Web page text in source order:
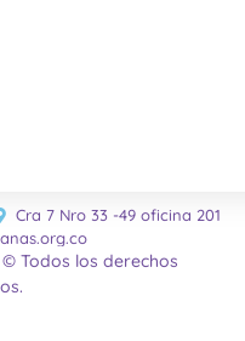
Cra 7 Nro 33 -49 oficina 201
Todos los derechos